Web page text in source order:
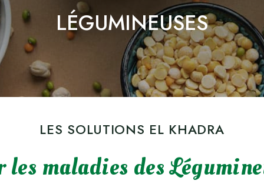
LÉGUMINEUSES
LES SOLUTIONS EL KHADRA
les maladies des